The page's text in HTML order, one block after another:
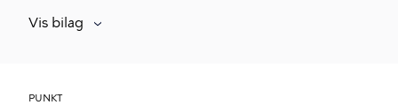
Vis bilag
PUNKT